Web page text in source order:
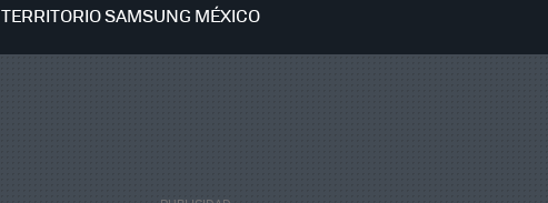
TERRITORIO SAMSUNG MÉXICO